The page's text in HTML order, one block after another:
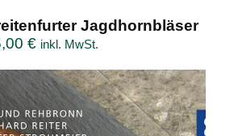
Jagdhornbläser
€ inkl. MwSt.